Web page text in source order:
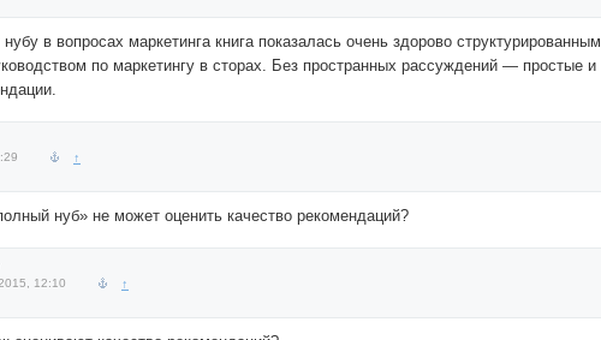
в вопросах маркетинга книга показалась очень здорово структурированным
по маркетингу в сторах. Без пространных рассуждений — простые и
↑
нуб» не может оценить качество рекомендаций?
12:10 ↑